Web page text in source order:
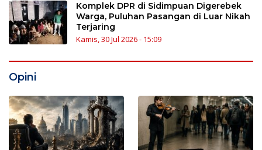
Komplek DPR di Sidimpuan Digerebek
Warga, Puluhan Pasangan di Luar Nikah
Terjaring
Kamis, 30 Jul 2026 - 15:09
Opini